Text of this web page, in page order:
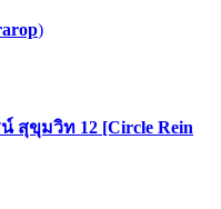
)
สุขุมวิท 12 [Circle Rein